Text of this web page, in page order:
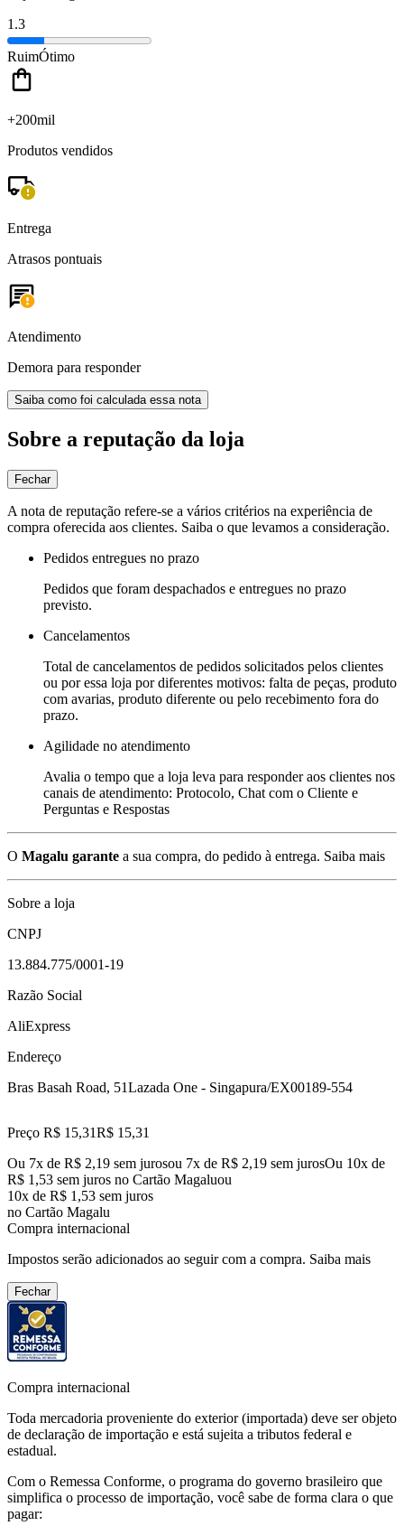
1.3
RuimÓtimo
+200mil
Produtos vendidos
Entrega
Atrasos pontuais
Atendimento
Demora para responder
Saiba como foi calculada essa nota
Sobre a reputação da loja
Fechar
A nota de reputação refere-se a vários critérios na experiência de
compra oferecida aos clientes. Saiba o que levamos a consideração.
Pedidos entregues no prazo
Pedidos que foram despachados e entregues no prazo
previsto.
Cancelamentos
Total de cancelamentos de pedidos solicitados pelos clientes
ou por essa loja por diferentes motivos: falta de peças, produto
com avarias, produto diferente ou pelo recebimento fora do
prazo.
Agilidade no atendimento
Avalia o tempo que a loja leva para responder aos clientes nos
canais de atendimento: Protocolo, Chat com o Cliente e
Perguntas e Respostas
O Magalu garante a sua compra, do pedido à entrega. Saiba mais
Sobre a loja
CNPJ
13.884.775/0001-19
Razão Social
AliExpress
Endereço
Bras Basah Road, 51Lazada One - Singapura/EX00189-554
Preço R$ 15,31R$ 15,31
Ou 7x de R$ 2,19 sem jurosou 7x de R$ 2,19 sem jurosOu 10x de
R$ 1,53 sem juros no Cartão Magaluou
10x de R$ 1,53 sem juros
no Cartão Magalu
Compra internacional
Impostos serão adicionados ao seguir com a compra. Saiba mais
Fechar
Compra internacional
Toda mercadoria proveniente do exterior (importada) deve ser objeto
de declaração de importação e está sujeita a tributos federal e
estadual.
Com o Remessa Conforme, o programa do governo brasileiro que
simplifica o processo de importação, você sabe de forma clara o que
pagar: